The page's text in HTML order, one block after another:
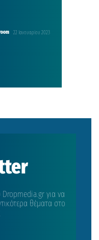
22 Ιανουαρίου 2023
για να
θέματα στο